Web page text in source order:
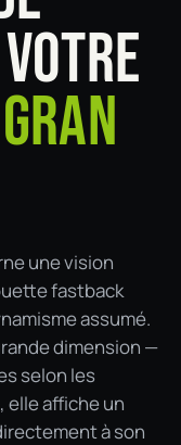
une vision
fastback
assumé.
dimension —
selon les
affiche un
à son